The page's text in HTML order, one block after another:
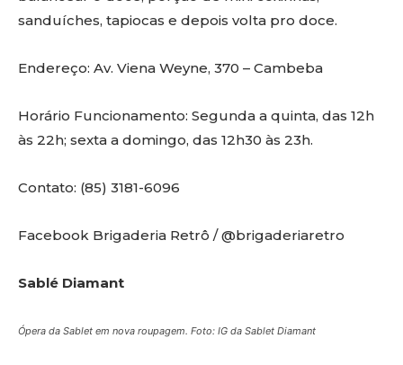
sanduíches, tapiocas e depois volta pro doce.
Endereço: Av. Viena Weyne, 370 – Cambeba
Horário Funcionamento: Segunda a quinta, das 12h
às 22h; sexta a domingo, das 12h30 às 23h.
Contato: (85) 3181-6096
Facebook Brigaderia Retrô / @brigaderiaretro
Sablé Diamant
Ópera da Sablet em nova roupagem. Foto: IG da Sablet Diamant